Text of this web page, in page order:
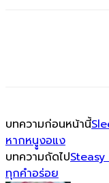
บทความก่อนหน้านี้
หากหนููงอแง
บทความถัดไป
ทุกคำอร่อย